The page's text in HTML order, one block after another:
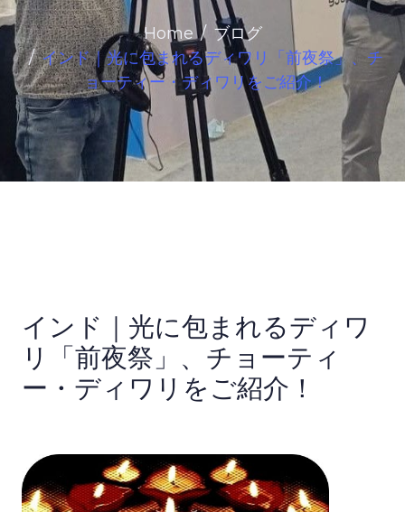
Home
ブログ
インド｜光に包まれるディワリ「前夜祭」、チ
ョーティー・ディワリをご紹介！
インド｜光に包まれるディワ
リ「前夜祭」、チョーティ
ー・ディワリをご紹介！